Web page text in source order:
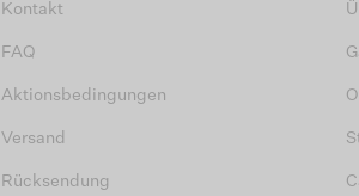
Kontakt
FAQ
Aktionsbedingungen
Versand
Rücksendung